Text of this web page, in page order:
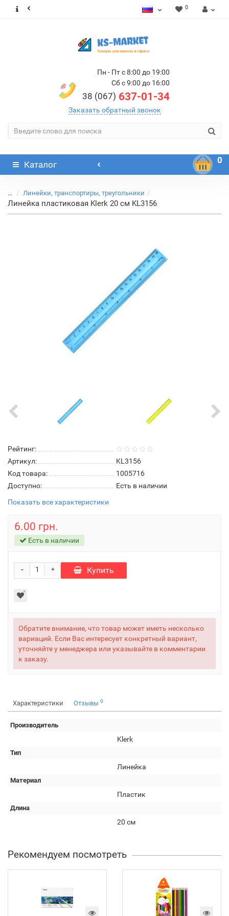
0
Пн - Пт с 8:00 до 19:00
Сб с 9:00 до 16:00
38 (067) 637-01-34
Заказать обратный звонок
Каталог 0
... Линейки, транспортиры, треугольники
Линейка пластиковая Klerk 20 см KL3156
Рейтинг:
Артикул:
KL3156
Код товара:
1005716
Доступно:
Есть в наличии
Показать все характеристики
6.00 грн.
Есть в наличии
+
- Купить
Обратите внимание, что товар может иметь несколько
вариаций. Если Вас интересует конкретный вариант,
уточняйте у менеджера или указывайте в комментарии
к заказу.
Характеристики Отзывы 0
Производитель
Klerk
Тип
Линейка
Материал
Пластик
Длина
20 см
Рекомендуем посмотреть